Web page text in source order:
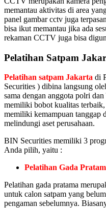
memantau aktivitas di area
panel gambar cctv juga
bisa ikut memantau jika ada
rekaman CCTV juga bisa
Pelatihan Satpam
Pelatihan satpam Jakarta di
Securities ) dibina langsung
sama dengan anggota polri
memiliki bobot kualitas
memiliki kemampuan tanggap
melindungi aset perusahaan.
BIN Securities memiliki 3
Anda pilih, yaitu :
Pelatihan Gada
Pelatihan gada pratama
untuk calon satpam yang
pengaman sebelumnya.